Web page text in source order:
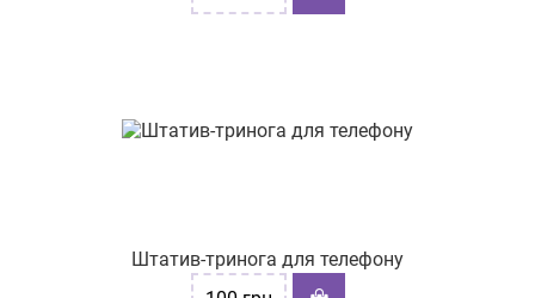
Штатив-тринога для телефону